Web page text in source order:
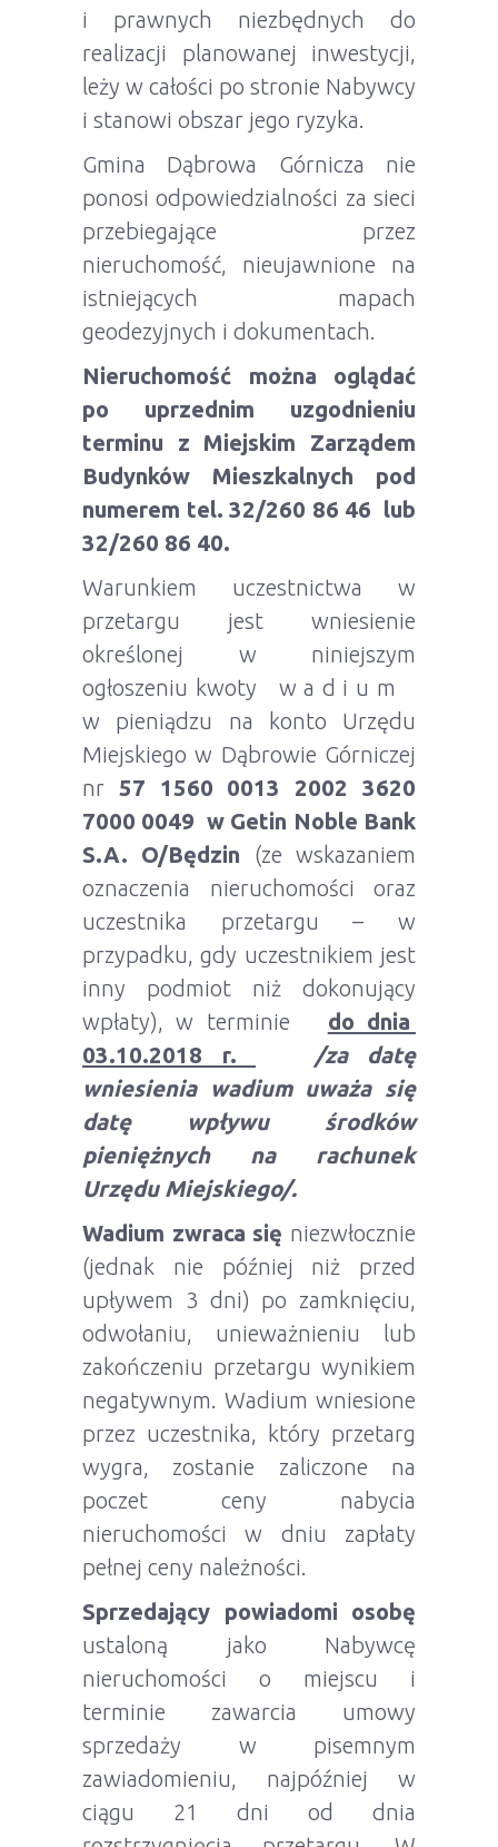
i prawnych niezbędnych do
realizacji planowanej inwestycji,
leży w całości po stronie Nabywcy
i stanowi obszar jego ryzyka.
Gmina Dąbrowa Górnicza nie
ponosi odpowiedzialności za sieci
przebiegające przez
nieruchomość, nieujawnione na
istniejących mapach
geodezyjnych i dokumentach.
Nieruchomość można oglądać
po uprzednim uzgodnieniu
terminu z Miejskim Zarządem
Budynków Mieszkalnych pod
numerem tel. 32/260 86 46 lub
32/260 86 40.
Warunkiem uczestnictwa w
przetargu jest wniesienie
określonej w niniejszym
ogłoszeniu kwoty w a d i u m
w pieniądzu na konto Urzędu
Miejskiego w Dąbrowie Górniczej
nr 57 1560 0013 2002 3620
7000 0049 w Getin Noble Bank
S.A. O/Będzin (ze wskazaniem
oznaczenia nieruchomości oraz
uczestnika przetargu – w
przypadku, gdy uczestnikiem jest
inny podmiot niż dokonujący
wpłaty), w terminie do dnia
03.10.2018 r.
/za datę
wniesienia wadium uważa się
datę wpływu środków
pieniężnych na rachunek
Urzędu Miejskiego/.
Wadium zwraca się niezwłocznie
(jednak nie później niż przed
upływem 3 dni) po zamknięciu,
odwołaniu, unieważnieniu lub
zakończeniu przetargu wynikiem
negatywnym. Wadium wniesione
przez uczestnika, który przetarg
wygra, zostanie zaliczone na
poczet ceny nabycia
nieruchomości w dniu zapłaty
pełnej ceny należności.
Sprzedający powiadomi osobę
ustaloną jako Nabywcę
nieruchomości o miejscu i
terminie zawarcia umowy
sprzedaży w pisemnym
zawiadomieniu, najpóźniej w
ciągu 21 dni od dnia